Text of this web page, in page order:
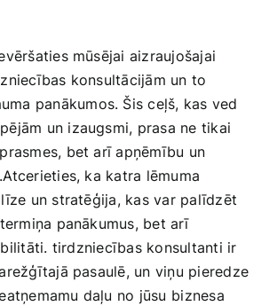
mūsējai aizraujošajai
konsultācijām un to
panākumos. Šis ‍ceļš, kas ved⁢
un izaugsmi, prasa ne tikai
bet arī apņēmību un
ka katra lēmuma
un stratēģija,​ kas var palīdzēt
panākumus, bet arī
tirdzniecības konsultanti ir
pasaulē, un viņu pieredze
daļu no jūsu⁣ biznesa